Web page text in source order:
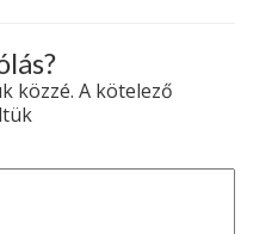
közzé. A kötelező